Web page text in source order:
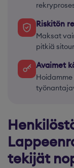
Riskitön
Maksat
pitkiä
Avaimet
tekijät